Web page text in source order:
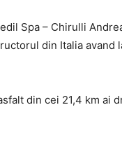
Spa – Chirulli
din Italia
din cei 21,4 km ai